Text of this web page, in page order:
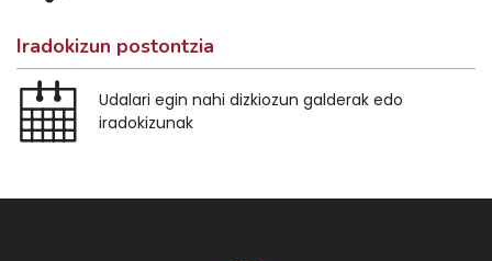
Iradokizun postontzia
Udalari egin nahi dizkiozun galderak edo
iradokizunak